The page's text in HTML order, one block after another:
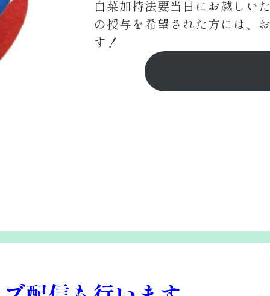
白菜加持法要当日にお越しい
の授与を希望された方には、
す！